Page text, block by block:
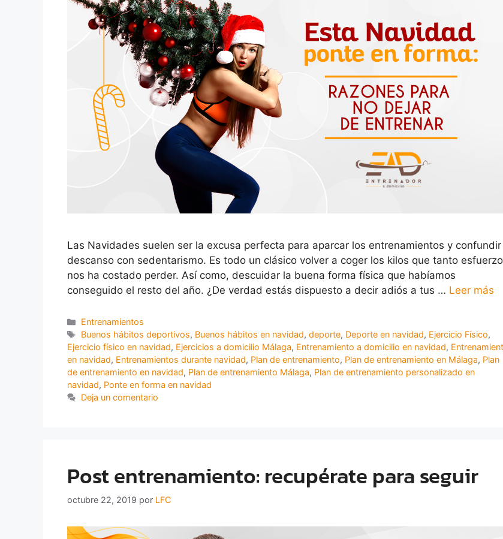
Las Navidades suelen ser la excusa perfecta para aparcar los entrenamientos y confundir
descanso con sedentarismo. Es todo un clásico volver a coger los kilos que tanto esfuerzo
nos ha costado perder. Así como, descuidar la buena forma física que habíamos
conseguido el resto del año. ¿De verdad estás dispuesto a decir adiós a tus … Leer más
Entrenamientos
Buenos hábitos deportivos, Buenos hábitos en navidad,deporte, Deporte en navidad, Ejercicio Físico,
Ejercicio físico en navidad, Ejercicios a domicilio Málaga, Entrenamiento a domicilio en navidad,
en navidad, Entrenamientos durante navidad, Plan de entrenamiento, Plan de entrenamiento en Málaga, Plan
de entrenamiento en navidad, Plan de entrenamiento Málaga, Plan de entrenamiento personalizado en
navidad, Ponte en forma en navidad
Deja un comentario
Post entrenamiento: recupérate para seguir
octubre 22, 2019 por LFC